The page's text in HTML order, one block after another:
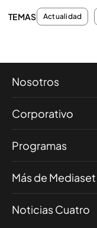
TEMAS Actualidad
Nosotros
Corporativo
Programas
Más de Mediaset
Noticias Cuatro